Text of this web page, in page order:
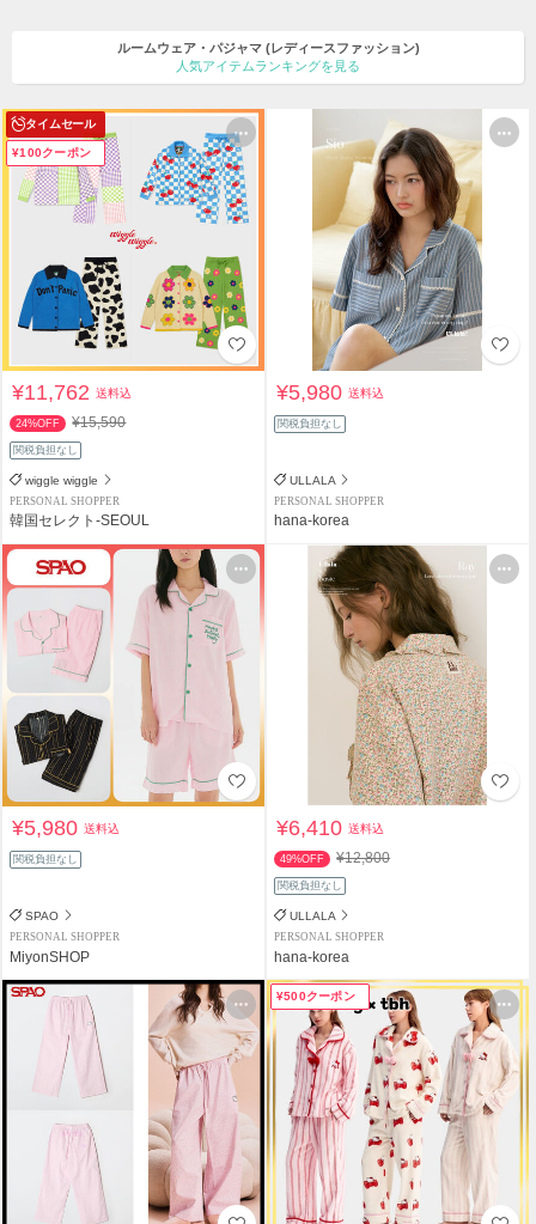
ルームウェア・パジャマ (レディースファッション)
人気アイテムランキングを見る
タイムセール
¥100クーポン
¥11,762送料込
24%OFF ¥15,590
関税負担なし
wiggle wiggle
PERSONAL SHOPPER
韓国セレクト-SEOUL
¥5,980送料込
関税負担なし
ULLALA
PERSONAL SHOPPER
hana-korea
¥5,980送料込
関税負担なし
SPAO
PERSONAL SHOPPER
MiyonSHOP
¥6,410送料込
49%OFF ¥12,800
関税負担なし
ULLALA
PERSONAL SHOPPER
hana-korea
¥500クーポン